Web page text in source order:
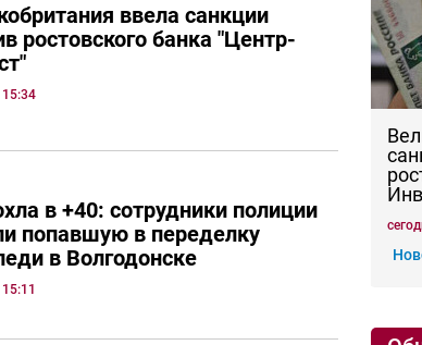
ввела санкции
ростовского банка "Центр-
15:34
в +40: сотрудники полиции
попавшую в переделку
в Волгодонске